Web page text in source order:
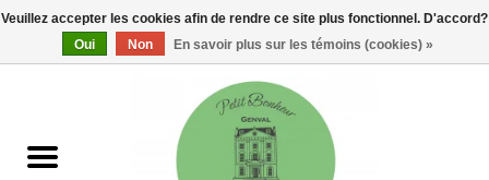
0 Articles - €0,00
Maisons, vitrines & kits
Veuillez accepter les cookies afin de rendre ce site plus fonctionnel. D'accord?
Oui
Non En savoir plus sur les témoins (cookies) »